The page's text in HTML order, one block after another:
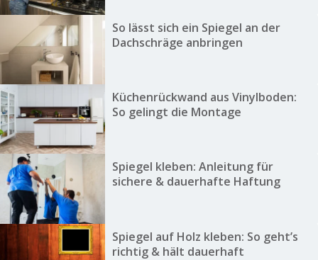
So lässt sich ein Spiegel an der
Dachschräge anbringen
Küchenrückwand aus Vinylboden:
So gelingt die Montage
Spiegel kleben: Anleitung für
sichere & dauerhafte Haftung
Spiegel auf Holz kleben: So geht’s
richtig & hält dauerhaft